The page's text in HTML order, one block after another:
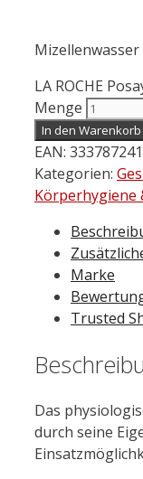
Mizellenwasser
LA ROCHE
Menge
In den Warenkorb
EAN:
Kategorien:
Körperhygiene
Marke
Trusted
Das
durch seine